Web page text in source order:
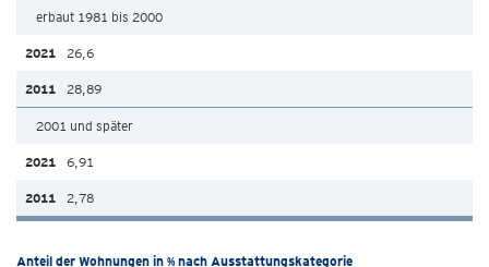
erbaut 1981 bis 2000
26,6
28,89
2001 und später
6,91
2,78
Anteil der Wohnungen in % nach Ausstattungskategorie